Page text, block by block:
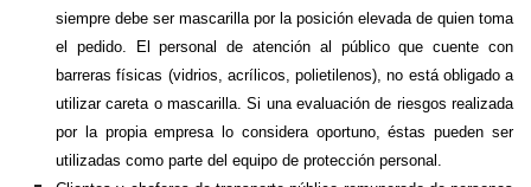
siempre debe ser mascarilla por la posición elevada de quien toma
el pedido. El personal de atención al público que cuente con
barreras físicas (vidrios, acrílicos, polietilenos), no está obligado a
utilizar careta o mascarilla. Si una evaluación de riesgos realizada
por la propia empresa lo considera oportuno, éstas pueden ser
utilizadas como parte del equipo de protección personal.